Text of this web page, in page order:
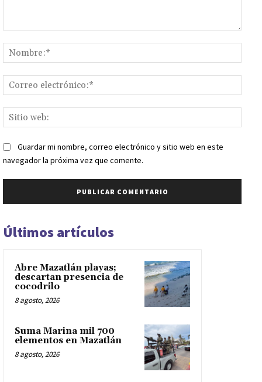
web:
Guardar mi nombre, correo electrónico y sitio web en este
navegador la próxima vez que comente.
Últimos artículos
Abre Mazatlán playas;
descartan presencia de
cocodrilo
8 agosto, 2026
Suma Marina mil 700
elementos en Mazatlán
8 agosto, 2026